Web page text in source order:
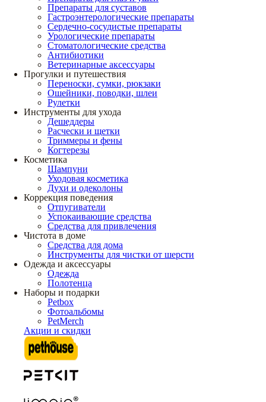
Препараты для суставов
Гастроэнтерологические препараты
Сердечно-сосудистые препараты
Урологические препараты
Стоматологические средства
Антибиотики
Ветеринарные аксессуары
Прогулки и путешествия
Переноски, сумки, рюкзаки
Ошейники, поводки, шлеи
Рулетки
Инструменты для ухода
Дешеддеры
Расчески и щетки
Триммеры и фены
Когтерезы
Косметика
Шампуни
Уходовая косметика
Духи и одеколоны
Коррекция поведения
Отпугиватели
Успокаивающие средства
Средства для привлечения
Чистота в доме
Средства для дома
Инструменты для чистки от шерсти
Одежда и аксессуары
Одежда
Полотенца
Наборы и подарки
Petbox
Фотоальбомы
PetMerch
Акции и скидки